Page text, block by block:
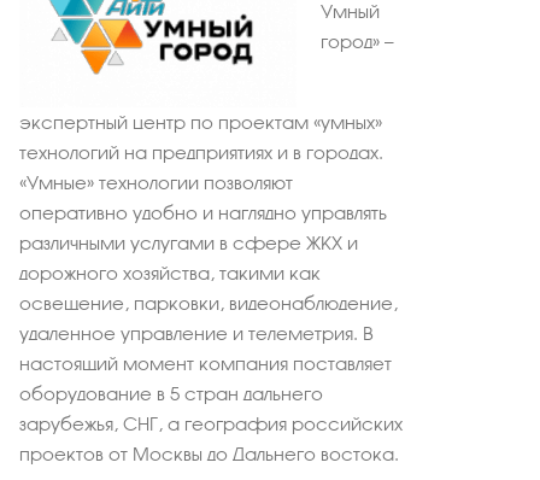
Умный
город» —
экспертный центр по проектам «умных»
технологий на предприятиях и в городах.
«Умные» технологии позволяют
оперативно удобно и наглядно управлять
различными услугами в сфере ЖКХ и
дорожного хозяйства, такими как
освещение, парковки, видеонаблюдение,
удаленное управление и телеметрия. В
настоящий момент компания поставляет
оборудование в 5 стран дальнего
зарубежья, СНГ, а география российских
проектов от Москвы до Дальнего востока.